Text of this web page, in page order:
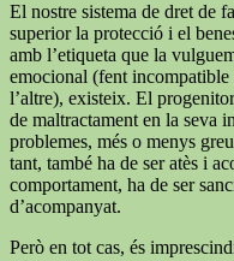
El nostre sistema de dret de
superior la protecció i el
amb l’etiqueta que la
emocional (fent incompatible
l’altre), existeix. El
de maltractament en la seva
problemes, més o menys
tant, també ha de ser atès i
comportament, ha de ser
d’acompanyat.
Però en tot cas, és